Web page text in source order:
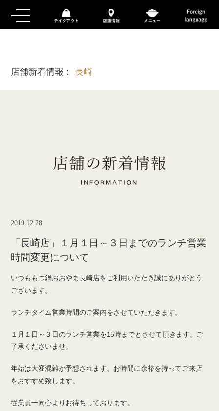
店舗新着情報：長崎
2019.12.28
「長崎店」１月１日～３日までのランチ営業
時間変更について
いつももつ鍋おおやま長崎店をご利用いただき誠にありがとう
ございます。
ランチタイム営業時間のご案内をさせていただきます。
１月１日～３日のランチ営業を15時までとさせて頂きます。ご
了承くださいませ。
年始は大変混雑が予想されます。お時間に余裕を持ってご来店
をおすすめ致します。
従業員一同心よりお待ちしております。